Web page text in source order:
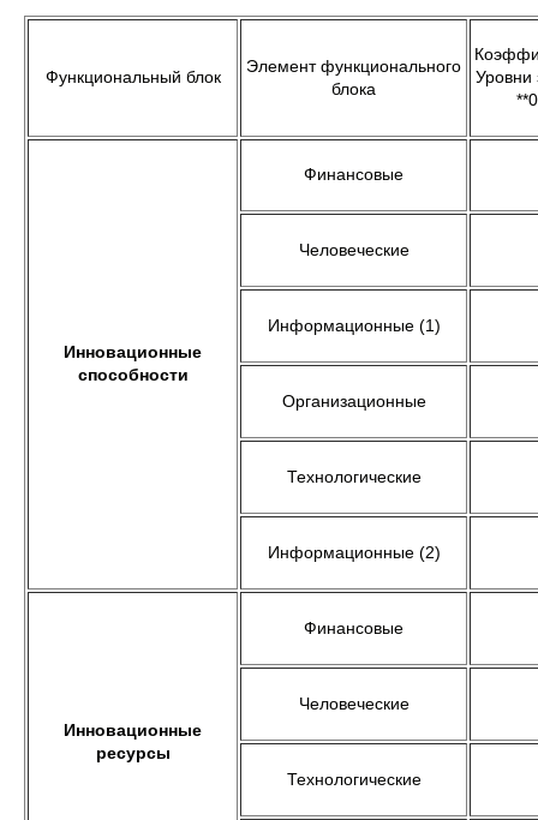
Функциональный блок
Элемент функционального
блока
Уровни
Инновационные
способности
Финансовые
Человеческие
Информационные (1)
Организационные
Технологические
Информационные (2)
Инновационные
ресурсы
Финансовые
Человеческие
Технологические